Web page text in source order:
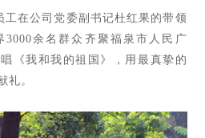
工在公司党委副书记杜红果的带领
3000余名群众齐聚福泉市人民广
《我和我的祖国》，用最真挚的
礼。